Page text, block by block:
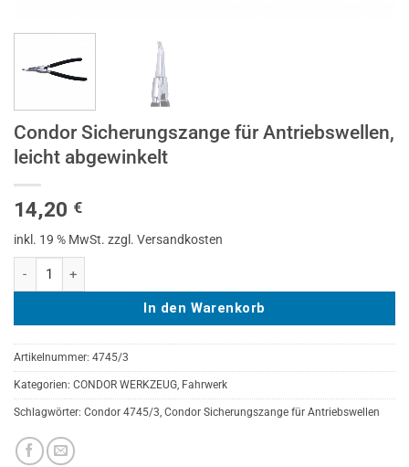
Condor Sicherungszange für Antriebswellen,
leicht abgewinkelt
14,20 €
inkl. 19 % MwSt. zzgl. Versandkosten
In den Warenkorb
Artikelnummer: 4745/3
Kategorien: CONDOR WERKZEUG, Fahrwerk
Schlagwörter: Condor 4745/3, Condor Sicherungszange für Antriebswellen